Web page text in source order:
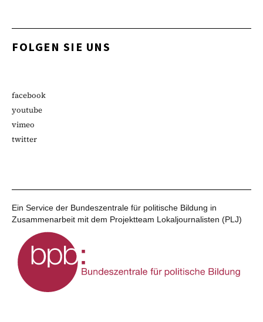
FOLGEN SIE UNS
facebook
youtube
vimeo
twitter
Ein Service der Bundeszentrale für politische Bildung in
Zusammenarbeit mit dem Projektteam Lokaljournalisten (PLJ)